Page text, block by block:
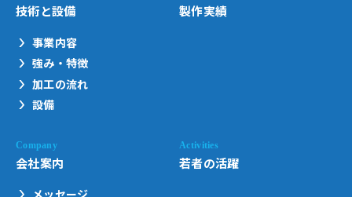
技術と設備
事業内容
強み・特徴
加工の流れ
設備
製作実績
会社案内 若者の活躍